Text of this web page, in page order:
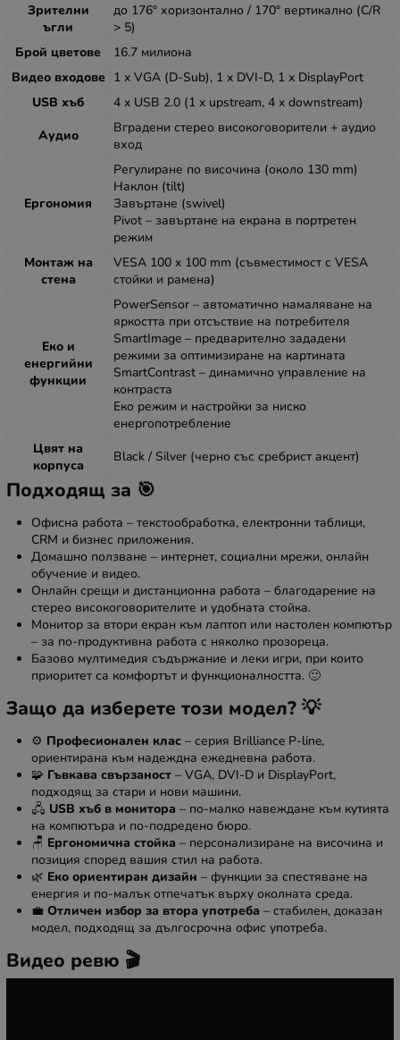
Зрителни
ъгли
до 176° хоризонтално / 170° вертикално (C/R
> 5)
Брой цветове
16.7 милиона
Видео входове 1 x VGA (D-Sub), 1 x DVI-D, 1 x DisplayPort
USB хъб
4 x USB 2.0 (1 x upstream, 4 x downstream)
Аудио
Вградени стерео високоговорители + аудио
вход
Ергономия
Регулиране по височина (около 130 mm)
Наклон (tilt)
Завъртане (swivel)
Pivot – завъртане на екрана в портретен
режим
Монтаж на
стена
VESA 100 x 100 mm (съвместимост с VESA
стойки и рамена)
Еко и
енергийни
функции
PowerSensor – автоматично намаляване на
яркостта при отсъствие на потребителя
SmartImage – предварително зададени
режими за оптимизиране на картината
SmartContrast – динамично управление на
контраста
Еко режим и настройки за ниско
енергопотребление
Цвят на
корпуса
Black / Silver (черно със сребрист акцент)
Подходящ за 🎯
Офисна работа – текстообработка, електронни таблици,
CRM и бизнес приложения.
Домашно ползване – интернет, социални мрежи, онлайн
обучение и видео.
Онлайн срещи и дистанционна работа – благодарение на
стерео високоговорителите и удобната стойка.
Монитор за втори екран към лаптоп или настолен компютър
– за по-продуктивна работа с няколко прозореца.
Базово мултимедия съдържание и леки игри, при които
приоритет са комфортът и функционалността. 🙂
Защо да изберете този модел? 💡
⚙️ Професионален клас – серия Brilliance P-line,
ориентирана към надеждна ежедневна работа.
🧩 Гъвкава свързаност – VGA, DVI-D и DisplayPort,
подходящ за стари и нови машини.
🖧 USB хъб в монитора – по-малко навеждане към кутията
на компютъра и по-подредено бюро.
🪑 Ергономична стойка – персонализиране на височина и
позиция според вашия стил на работа.
🌿 Еко ориентиран дизайн – функции за спестяване на
енергия и по-малък отпечатък върху околната среда.
💼 Отличен избор за втора употреба – стабилен, доказан
модел, подходящ за дългосрочна офис употреба.
Видео ревю 🎬